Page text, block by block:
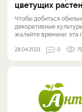
цветущих
Чтобы добиться
декоративные
жалейте времени: эта
28.04.2021 0